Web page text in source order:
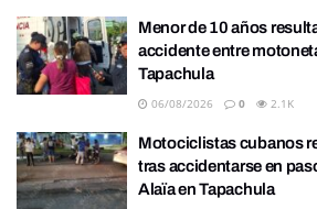
Menor de 10 años
accidente entre
Tapachula
06/08/2026 0 2.1K
Motociclistas cubanos
tras accidentarse en
Alaïa en Tapachula